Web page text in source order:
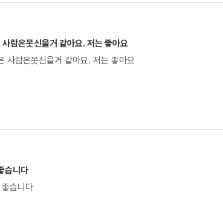
람은못신을거 같아요. 저는 좋아요
사람은못신을거 같아요. 저는 좋아요
습니다
습니다